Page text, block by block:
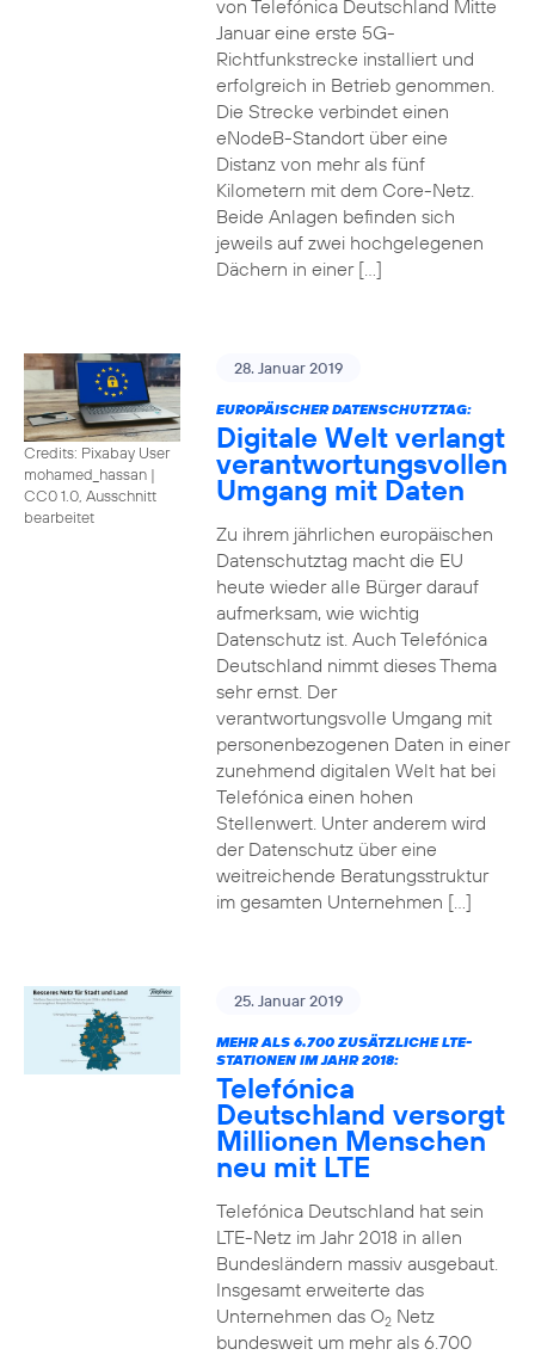
von Telefónica Deutschland Mitte
Januar eine erste 5G-
Richtfunkstrecke installiert und
erfolgreich in Betrieb genommen.
Die Strecke verbindet einen
eNodeB-Standort über eine
Distanz von mehr als fünf
Kilometern mit dem Core-Netz.
Beide Anlagen befinden sich
jeweils auf zwei hochgelegenen
Dächern in einer […]
Credits: Pixabay User
mohamed_hassan |
CC0 1.0, Ausschnitt
bearbeitet
28. Januar 2019
EUROPÄISCHER DATENSCHUTZTAG:
Digitale Welt verlangt
verantwortungsvollen
Umgang mit Daten
Zu ihrem jährlichen europäischen
Datenschutztag macht die EU
heute wieder alle Bürger darauf
aufmerksam, wie wichtig
Datenschutz ist. Auch Telefónica
Deutschland nimmt dieses Thema
sehr ernst. Der
verantwortungsvolle Umgang mit
personenbezogenen Daten in einer
zunehmend digitalen Welt hat bei
Telefónica einen hohen
Stellenwert. Unter anderem wird
der Datenschutz über eine
weitreichende Beratungsstruktur
im gesamten Unternehmen […]
25. Januar 2019
MEHR ALS 6.700 ZUSÄTZLICHE LTE-
STATIONEN IM JAHR 2018:
Telefónica
Deutschland versorgt
Millionen Menschen
neu mit LTE
Telefónica Deutschland hat sein
LTE-Netz im Jahr 2018 in allen
Bundesländern massiv ausgebaut.
Insgesamt erweiterte das
Unternehmen das O2Netz
bundesweit um mehr als 6.700